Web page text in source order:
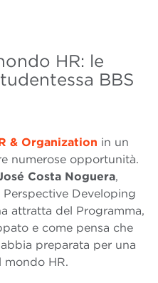
HR: le
BBS
& Organization in un
numerose opportunità.
Costa Noguera,
Developing
attratta del Programma,
e come pensa che
preparata per una
mondo HR.